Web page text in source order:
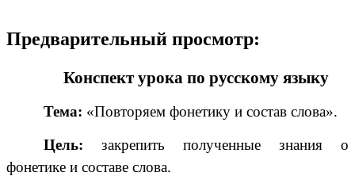
Предварительный просмотр:
Конспект урока по русскому языку
Тема: «Повторяем фонетику и состав слова».
Цель: закрепить полученные знания о
фонетике и составе слова.